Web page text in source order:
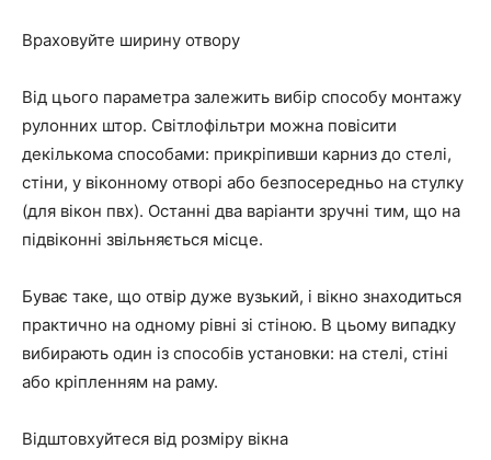
Враховуйте ширину отвору
Від цього параметра залежить вибір способу монтажу
рулонних штор. Світлофільтри можна повісити
декількома способами: прикріпивши карниз до стелі,
стіни, у віконному отворі або безпосередньо на стулку
(для вікон пвх). Останні два варіанти зручні тим, що на
підвіконні звільняється місце.
Буває таке, що отвір дуже вузький, і вікно знаходиться
практично на одному рівні зі стіною. В цьому випадку
вибирають один із способів установки: на стелі, стіні
або кріпленням на раму.
Відштовхуйтеся від розміру вікна